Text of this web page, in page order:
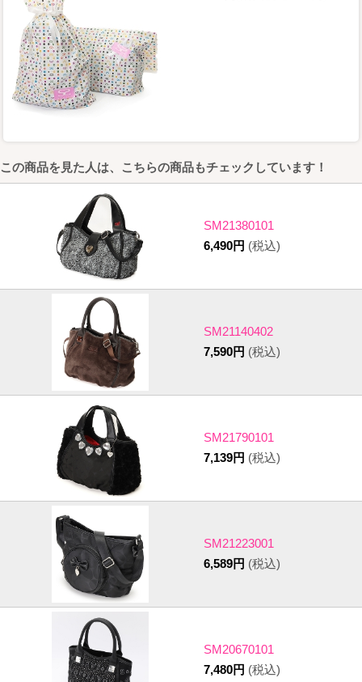
この商品を見た人は、こちらの商品もチェックしています！
SM21380101
6,490円 (税込)
SM21140402
7,590円 (税込)
SM21790101
7,139円 (税込)
SM21223001
6,589円 (税込)
SM20670101
7,480円 (税込)